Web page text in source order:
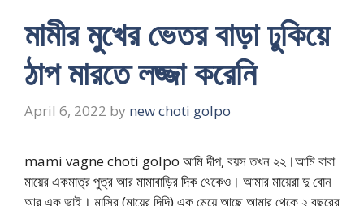
মামীর মুখের ভেতর বাড়া ঢুকিয়ে
ঠাপ মারতে লজ্জা করেনি
April 6, 2022 by new choti golpo
mami vagne choti golpo আমি দীপ, বয়স তখন ২২।আমি বাবা
মায়ের একমাত্র পুত্র আর মামাবাড়ির দিক থেকেও। আমার মায়েরা দু বোন
আর এক ভাই। মাসির (মায়ের দিদি) এক মেয়ে আছে আমার থেকে ২ বছরের